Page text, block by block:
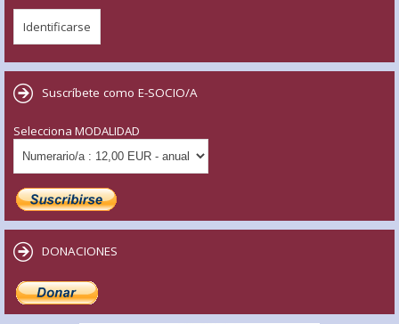
Suscríbete como E-SOCIO/A
Selecciona MODALIDAD
DONACIONES